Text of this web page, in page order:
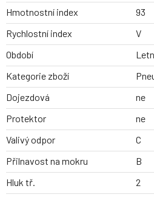
Hmotnostní index
93
Rychlostní index
V
Období
Kategorie zboží
Dojezdová
ne
Protektor
ne
Valivý odpor
C
Přilnavost na mokru
B
Hluk tř.
2